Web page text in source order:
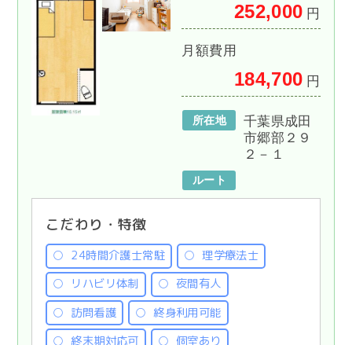
252,000 円
月額費用
184,700 円
所在地
千葉県成田
市郷部２９
２－１
ルート
こだわり・特徴
24時間介護士常駐
理学療法士
リハビリ体制
夜間有人
訪問看護
終身利用可能
終末期対応可
個室あり